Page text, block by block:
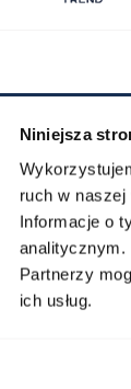
Niniejsza
ruch w naszej
Informacje o
analitycznym.
Partnerzy
ich usług.
dla
osobiście.
karuzeli jest
karuzeli